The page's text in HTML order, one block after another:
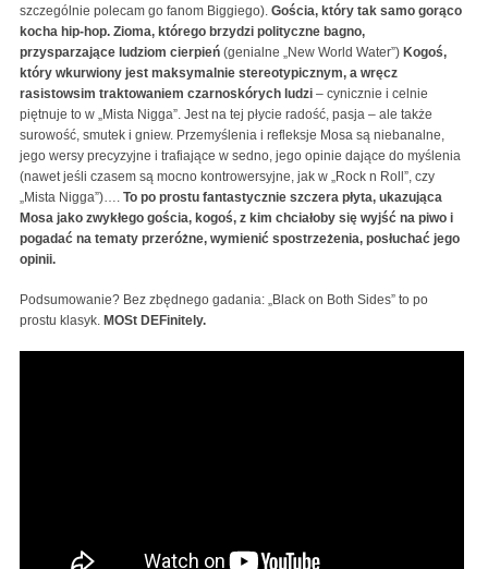
szczególnie polecam go fanom Biggiego). Gościa, który tak samo gorąco
kocha hip-hop. Zioma, którego brzydzi polityczne bagno,
przysparzające ludziom cierpień (genialne „New World Water”) Kogoś,
który wkurwiony jest maksymalnie stereotypicznym, a wręcz
rasistowsim traktowaniem czarnoskórych ludzi – cynicznie i celnie
piętnuje to w „Mista Nigga”. Jest na tej płycie radość, pasja – ale także
surowość, smutek i gniew. Przemyślenia i refleksje Mosa są niebanalne,
jego wersy precyzyjne i trafiające w sedno, jego opinie dające do myślenia
(nawet jeśli czasem są mocno kontrowersyjne, jak w „Rock n Roll”, czy
„Mista Nigga”)…. To po prostu fantastycznie szczera płyta, ukazująca
Mosa jako zwykłego gościa, kogoś, z kim chciałoby się wyjść na piwo i
pogadać na tematy przeróżne, wymienić spostrzeżenia, posłuchać jego
opinii.
Podsumowanie? Bez zbędnego gadania: „Black on Both Sides” to po
prostu klasyk. MOSt DEFinitely.